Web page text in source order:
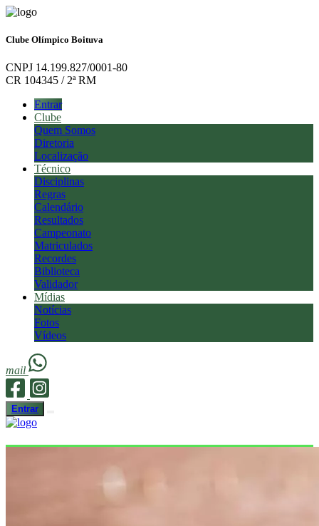
Clube Olímpico Boituva
CNPJ 14.199.827/0001-80
CR 104345 / 2ª RM
Entrar
Clube
Quem Somos
Diretoria
Localização
Técnico
Disciplinas
Regras
Calendário
Resultados
Campeonato
Matriculados
Recordes
Biblioteca
Validador
Mídias
Notícias
Fotos
Vídeos
mail
Entrar